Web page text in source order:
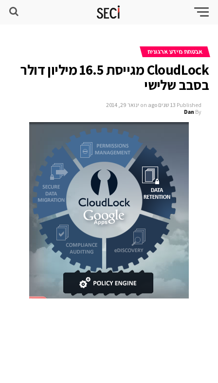
אבטחת מידע ארגונית
CloudLock מגייסת 16.5 מיליון דולר
בסבב שלישי
Published 13 שנים ago on ינואר 29, 2014
By
Dan